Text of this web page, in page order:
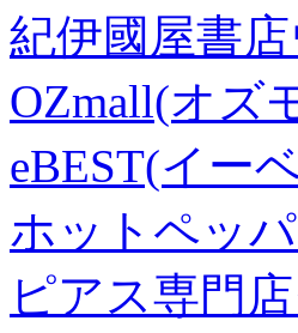
紀伊國屋書
OZmall(オズ
eBEST(イー
ホットペッ
ピアス専門